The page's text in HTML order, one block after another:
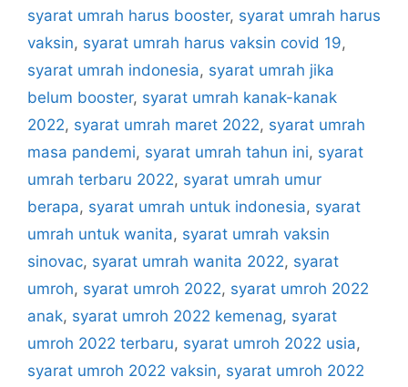
syarat umrah harus booster, syarat umrah harus
vaksin, syarat umrah harus vaksin covid 19,
syarat umrah indonesia, syarat umrah jika
belum booster, syarat umrah kanak-kanak
2022, syarat umrah maret 2022, syarat umrah
masa pandemi, syarat umrah tahun ini, syarat
umrah terbaru 2022, syarat umrah umur
berapa, syarat umrah untuk indonesia, syarat
umrah untuk wanita, syarat umrah vaksin
sinovac, syarat umrah wanita 2022, syarat
umroh, syarat umroh 2022, syarat umroh 2022
anak, syarat umroh 2022 kemenag, syarat
umroh 2022 terbaru, syarat umroh 2022 usia,
syarat umroh 2022 vaksin, syarat umroh 2022